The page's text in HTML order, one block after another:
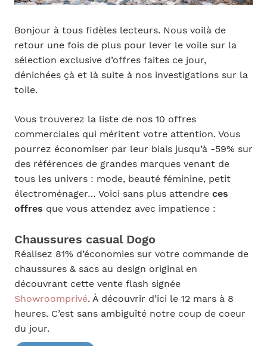
Bonjour à tous fidèles lecteurs. Nous voilà de
retour une fois de plus pour lever le voile sur la
sélection exclusive d’offres faites ce jour,
dénichées çà et là suite à nos investigations sur la
toile.
Vous trouverez la liste de nos 10 offres
commerciales qui méritent votre attention. Vous
pourrez économiser par leur biais jusqu’à -59% sur
des références de grandes marques venant de
tous les univers : mode, beauté féminine, petit
électroménager… Voici sans plus attendre ces
offres que vous attendez avec impatience :
Chaussures casual Dogo
Réalisez 81% d’économies sur votre commande de
chaussures & sacs au design original en
découvrant cette vente flash signée
Showroomprivé. À découvrir d’ici le 12 mars à 8
heures. C’est sans ambiguïté notre coup de coeur
du jour.